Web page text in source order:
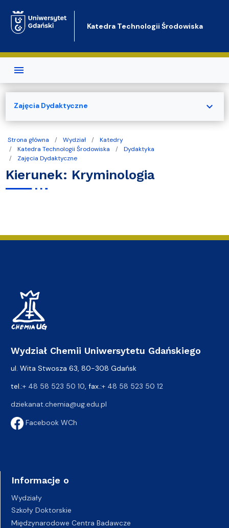
Katedra Technologii Środowiska
Strona główna Wydział
Katedry
Katedra Technologii Środowiska
Dydaktyka
Zajęcia Dydaktyczne
Kierunek: Kryminologia
Zajęcia Dydaktyczne expand_more
Wydział Chemii Uniwersytetu Gdańskiego
ul. Wita Stwosza 63, 80-308 Gdańsk
tel.:+ 48 58 523 50 10 , fax.:+ 48 58 523 50 12
dziekanat.chemia@ug.edu.pl
Facebook WCh
Informacje o
Wydziały
Szkoły Doktorskie
Międzynarodowe Centra Badawcze